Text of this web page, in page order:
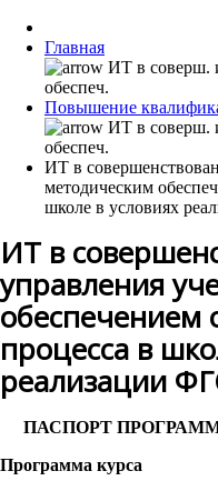
Главная
Повышение
ИТ в
методическим
школе в условиях
ИТ в
управления
обеспечением
процесса в
реализации
ПАСПОРТ
Программа курса